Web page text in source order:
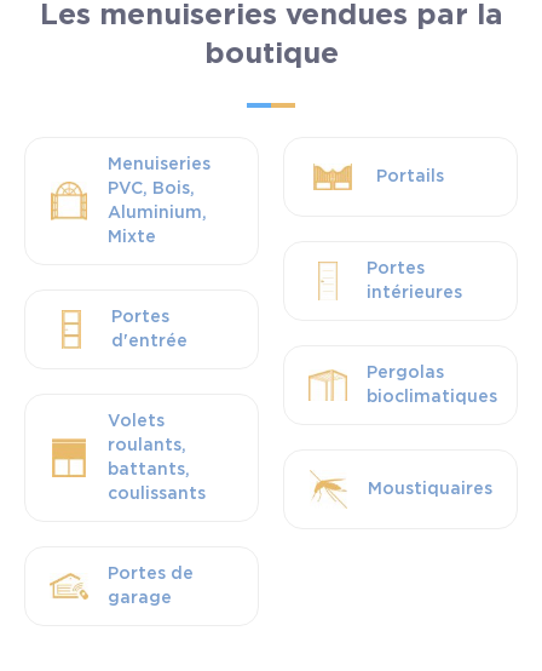
Les menuiseries vendues par la
boutique
Menuiseries
PVC, Bois,
Aluminium,
Mixte
Portes
d'entrée
Volets
roulants,
battants,
coulissants
Portes de
garage
Portails
Portes
intérieures
Pergolas
bioclimatiques
Moustiquaires